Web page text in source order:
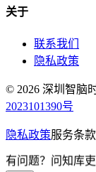
关于
联系我们
隐私政策
© 2026 深圳智脑
2023101390号
隐私政策服务条款
有问题？问知库吏